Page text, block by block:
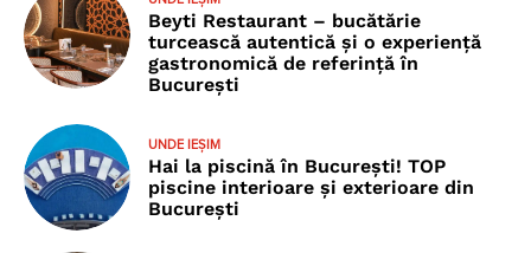
Beyti Restaurant – bucătărie
turcească autentică și o experiență
gastronomică de referință în
București
UNDE IEȘIM
Hai la piscină în București! TOP
piscine interioare și exterioare din
București